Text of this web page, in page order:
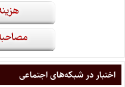
اختبار در شبکه‌های اجتماعی